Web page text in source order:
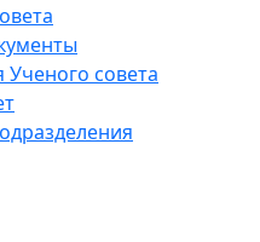
совета